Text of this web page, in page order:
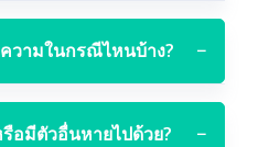
วามในกรณีไหนบ้าง? −
อมีตัวอื่นหายไปด้วย? −